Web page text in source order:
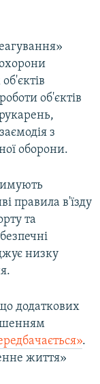
об'єктів
з
оборони.
правила в'їзду
та
низку
додаткових
.
життя»